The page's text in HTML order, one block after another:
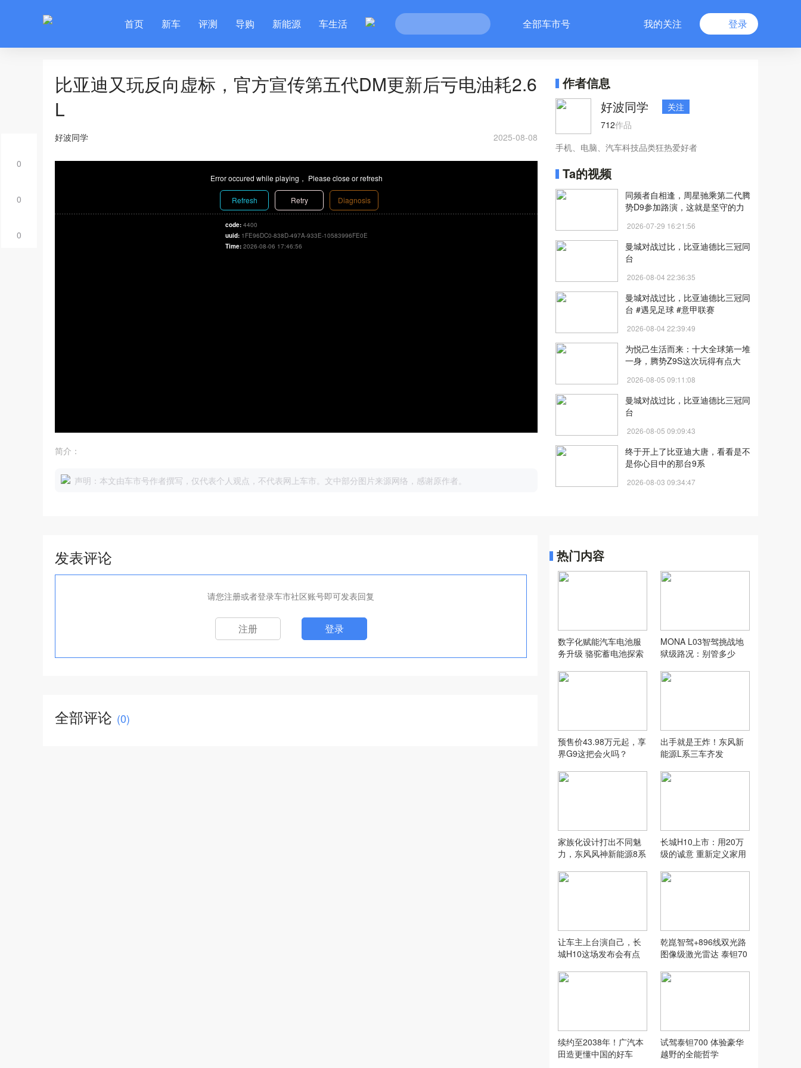
首页 新车 评测 导购 新能源 车生活 全部车市号 我的关注 登录
0
0
0
比亚迪又玩反向虚标，官方宣传第五代DM更新后亏电油耗2.6
L
好波同学 2025-08-08
Error occured while playing， Please close or refresh
Refresh Retry Diagnosis
code: 4400
uuid: 1FE96DC0-838D-497A-933E-10583996FE0E
Time: 2026-08-06 17:46:56
简介：
声明：本文由车市号作者撰写，仅代表个人观点，不代表网上车市。文中部分图片来源网络，感谢原作者。
作者信息
好波同学
关注
712作品
手机、电脑、汽车科技品类狂热爱好者
Ta的视频
同频者自相逢，周星驰乘第二代腾
势D9参加路演，这就是坚守的力
2026-07-29 16:21:56
曼城对战过比，比亚迪德比三冠同
台
2026-08-04 22:36:35
曼城对战过比，比亚迪德比三冠同
台 #遇见足球 #意甲联赛
2026-08-04 22:39:49
为悦己生活而来：十大全球第一堆
一身，腾势Z9S这次玩得有点大
2026-08-05 09:11:08
曼城对战过比，比亚迪德比三冠同
台
2026-08-05 09:09:43
终于开上了比亚迪大唐，看看是不
是你心目中的那台9系
2026-08-03 09:34:47
发表评论
请您注册或者登录车市社区账号即可发表回复
注册 登录
全部评论 (0)
热门内容
数字化赋能汽车电池服
务升级 骆驼蓄电池探索
MONA L03智驾挑战地
狱级路况：别管多少
驾
预售价43.98万元起，享
界G9这把会火吗？
出手就是王炸！东风新
能源L系三车齐发
家族化设计打出不同魅
力，东风风神新能源8系
长城H10上市：用20万
级的诚意 重新定义家用
让车主上台演自己，长
城H10这场发布会有点
乾崑智驾+896线双光路
图像级激光雷达 泰钽70
续约至2038年！广汽本
田造更懂中国的好车
试驾泰钽700 体验豪华
越野的全能哲学